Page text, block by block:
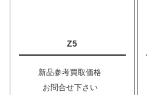
Z5
新品参考買取価格
お問合せ下さい